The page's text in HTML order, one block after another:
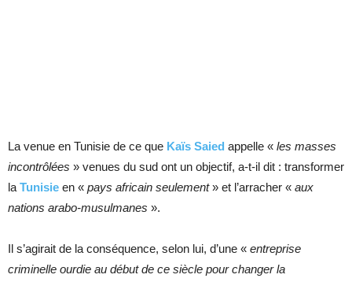
La venue en Tunisie de ce que Kaïs Saied appelle « les masses
incontrôlées » venues du sud ont un objectif, a-t-il dit : transformer
laTunisie en « pays africain seulement» et l’arracher « aux
nations arabo-musulmanes ».
Il s’agirait de la conséquence, selon lui, d’une « entreprise
criminelle ourdie au début de ce siècle pour changer la